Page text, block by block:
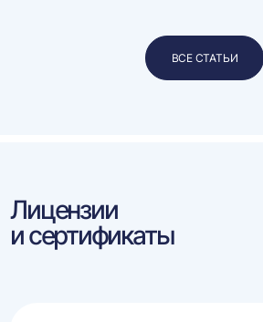
ВСЕ СТАТЬИ
Лицензии
и сертификаты